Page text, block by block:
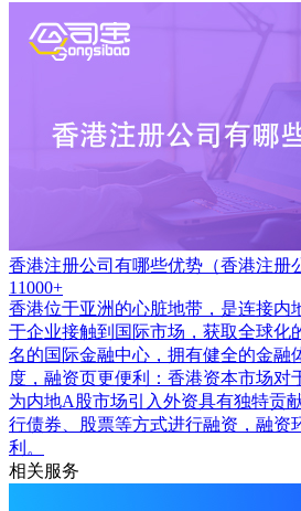
香港注册公司有哪些优势（香港注册
11000+
香港位于亚洲的心脏地带，是连接内
于企业接触到国际市场，获取全球化
名的国际金融中心，拥有健全的金融
度，融资页更便利：香港资本市场对
为内地A股市场引入外资具有独特贡
行债券、股票等方式进行融资，融资
利。
相关服务